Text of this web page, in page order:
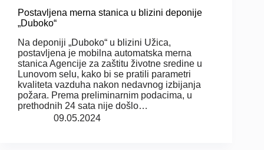
Postavljena merna stanica u blizini deponije
„Duboko“
Na deponiji „Duboko“ u blizini Užica,
postavljena je mobilna automatska merna
stanica Agencije za zaštitu životne sredine u
Lunovom selu, kako bi se pratili parametri
kvaliteta vazduha nakon nedavnog izbijanja
požara. Prema preliminarnim podacima, u
prethodnih 24 sata nije došlo…
09.05.2024